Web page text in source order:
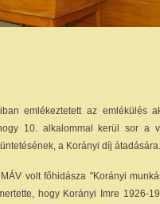
emlékeztetett az emlékülés
10. alkalommal kerül sor a
a Korányi díj átadására.
volt főhidásza "Korányi
hogy Korányi Imre 1926-